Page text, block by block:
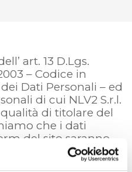
art. 13 D.Lgs.
– Codice in
Dati Personali – ed
di cui NLV2 S.r.l.
di titolare del
che i dati
del sito saranno
di quanto previsto
come di volta in